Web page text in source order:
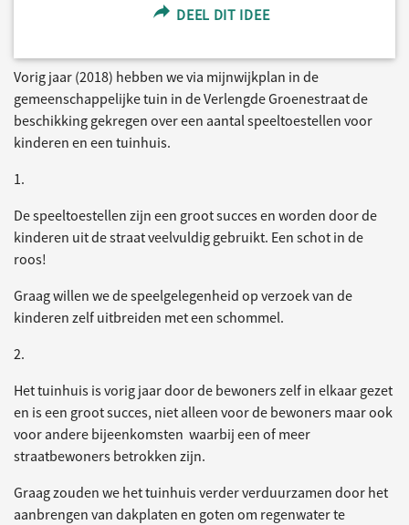
DEEL DIT IDEE
Vorig jaar (2018) hebben we via mijnwijkplan in de
gemeenschappelijke tuin in de Verlengde Groenestraat de
beschikking gekregen over een aantal speeltoestellen voor
kinderen en een tuinhuis.
1.
De speeltoestellen zijn een groot succes en worden door de
kinderen uit de straat veelvuldig gebruikt. Een schot in de
roos!
Graag willen we de speelgelegenheid op verzoek van de
kinderen zelf uitbreiden met een schommel.
2.
Het tuinhuis is vorig jaar door de bewoners zelf in elkaar gezet
en is een groot succes, niet alleen voor de bewoners maar ook
voor andere bijeenkomsten waarbij een of meer
straatbewoners betrokken zijn.
Graag zouden we het tuinhuis verder verduurzamen door het
aanbrengen van dakplaten en goten om regenwater te